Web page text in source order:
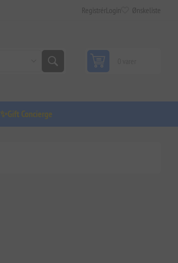
RegistrérLogin Ønskeliste
✨Gift Concierge